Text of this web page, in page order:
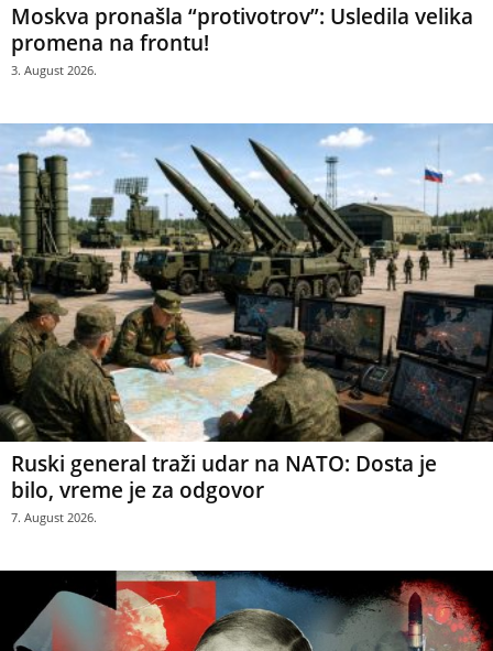
Moskva pronašla “protivotrov”: Usledila velika
promena na frontu!
3. August 2026.
Ruski general traži udar na NATO: Dosta je
bilo, vreme je za odgovor
7. August 2026.